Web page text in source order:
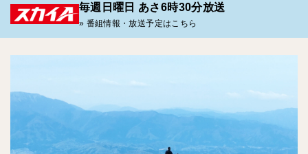
毎週日曜日 あさ6時30分放送
» 番組情報・放送予定はこちら